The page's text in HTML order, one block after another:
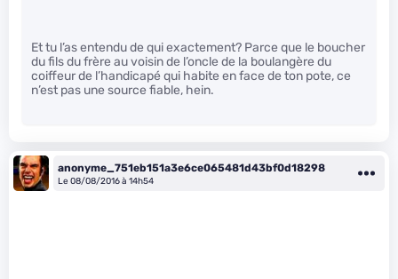
Et tu l’as entendu de qui exactement? Parce que le boucher
du fils du frère au voisin de l’oncle de la boulangère du
coiffeur de l’handicapé qui habite en face de ton pote, ce
n’est pas une source fiable, hein.
anonyme_751eb151a3e6ce065481d43bf0d18298
Le 08/08/2016 à 14h54